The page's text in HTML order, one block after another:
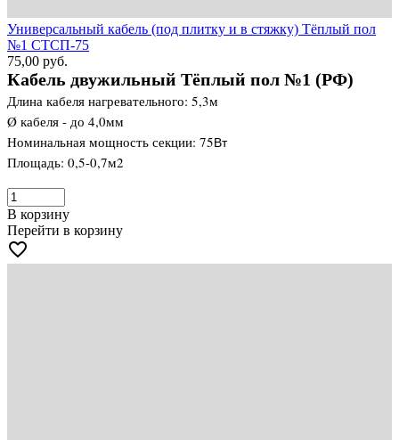
Универсальный кабель (под плитку и в стяжку) Тёплый пол
№1 СТСП-75
75,00 руб.
Кабель двужильный Тёплый пол №1 (РФ)
Длина кабеля нагревательного: 5,3м
Ø кабеля - до 4,0мм
Номинальная мощность секции: 75Вт
Площадь: 0,5-0,7м2
В корзину
Перейти в корзину
favorite_border